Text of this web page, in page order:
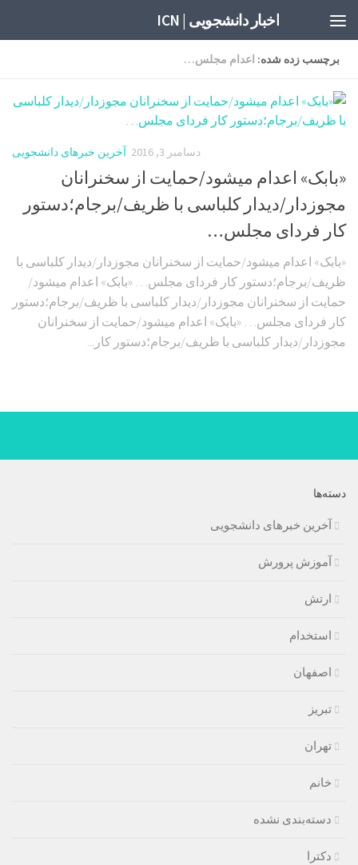
اخبار دانشجویی | ICN
برچسب زده شده: اعدام مجلس…
آخرین خبرهای دانشجویی دسامبر 3, 2016
«بابک» اعدام میشود/حمایت از سخنرانان
مجوزدار/دیدار کلباسی با ظریف/برجام؛دستور
کار فردای مجلس…
«بابک» اعدام میشود/حمایت از سخنرانان مجوزدار/دیدار کلباسی با
ظریف/برجام؛دستور کار فردای مجلس… «بابک» اعدام میشود/
حمایت از سخنرانان مجوزدار/دیدار کلباسی با ظریف/برجام؛دستور
کار فردای مجلس… «بابک» اعدام میشود/حمایت از سخنرانان
مجوزدار/دیدار کلباسی با ظریف/برجام؛دستور کار...
دسته‌ها
آخرین خبرهای دانشجویی
آموزش پرورش
ارتش
استخدام
اصفهان
تبریز
تهران
خانم
دسته‌بندی نشده
دکترا